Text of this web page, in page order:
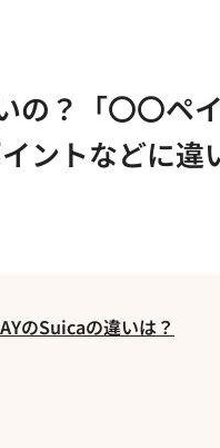
の？「〇〇
ントなどに違
のSuicaの違いは？